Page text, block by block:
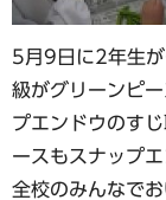
5月9日に2年生
級がグリーンピ
プエンドウのす
ースもスナップ
全校のみんなでお